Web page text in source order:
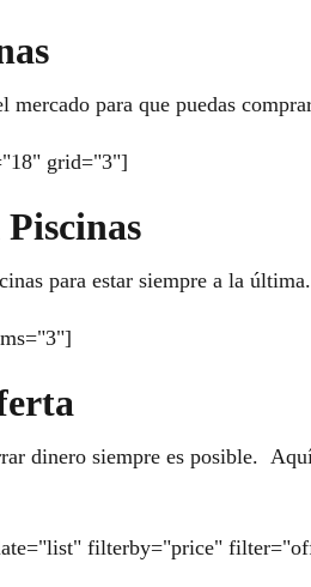
para que puedas
grid="3"]
para estar siempre a la última.
dinero siempre es posible.
filterby="price"